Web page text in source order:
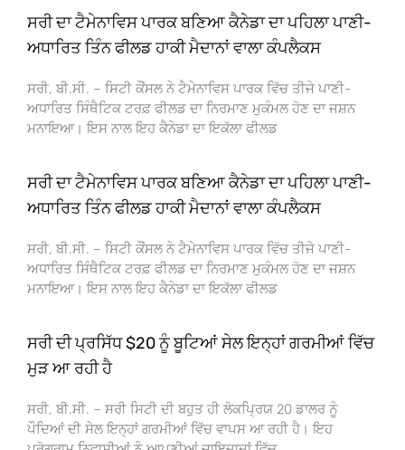
ਸਰੀ ਦਾ ਟੈਮੇਨਾਵਿਸ ਪਾਰਕ ਬਣਿਆ ਕੈਨੇਡਾ ਦਾ ਪਹਿਲਾ ਪਾਣੀ-
ਅਧਾਰਿਤ ਤਿੰਨ ਫੀਲਡ ਹਾਕੀ ਮੈਦਾਨਾਂ ਵਾਲਾ ਕੰਪਲੈਕਸ
ਸਰੀ, ਬੀ.ਸੀ. – ਸਿਟੀ ਕੌਂਸਲ ਨੇ ਟੈਮੇਨਾਵਿਸ ਪਾਰਕ ਵਿੱਚ ਤੀਜੇ ਪਾਣੀ-
ਅਧਾਰਿਤ ਸਿੰਥੈਟਿਕ ਟਰਫ਼ ਫੀਲਡ ਦਾ ਨਿਰਮਾਣ ਮੁਕੰਮਲ ਹੋਣ ਦਾ ਜਸ਼ਨ
ਮਨਾਇਆ। ਇਸ ਨਾਲ ਇਹ ਕੈਨੇਡਾ ਦਾ ਇਕੱਲਾ ਫੀਲਡ
ਸਰੀ ਦਾ ਟੈਮੇਨਾਵਿਸ ਪਾਰਕ ਬਣਿਆ ਕੈਨੇਡਾ ਦਾ ਪਹਿਲਾ ਪਾਣੀ-
ਅਧਾਰਿਤ ਤਿੰਨ ਫੀਲਡ ਹਾਕੀ ਮੈਦਾਨਾਂ ਵਾਲਾ ਕੰਪਲੈਕਸ
ਸਰੀ, ਬੀ.ਸੀ. – ਸਿਟੀ ਕੌਂਸਲ ਨੇ ਟੈਮੇਨਾਵਿਸ ਪਾਰਕ ਵਿੱਚ ਤੀਜੇ ਪਾਣੀ-
ਅਧਾਰਿਤ ਸਿੰਥੈਟਿਕ ਟਰਫ਼ ਫੀਲਡ ਦਾ ਨਿਰਮਾਣ ਮੁਕੰਮਲ ਹੋਣ ਦਾ ਜਸ਼ਨ
ਮਨਾਇਆ। ਇਸ ਨਾਲ ਇਹ ਕੈਨੇਡਾ ਦਾ ਇਕੱਲਾ ਫੀਲਡ
ਸਰੀ ਦੀ ਪ੍ਰਸਿੱਧ $20 ਨੂੰ ਬੂਟਿਆਂ ਸੇਲ ਇਨ੍ਹਾਂ ਗਰਮੀਆਂ ਵਿੱਚ
ਮੁੜ ਆ ਰਹੀ ਹੈ
ਸਰੀ, ਬੀ.ਸੀ. – ਸਰੀ ਸਿਟੀ ਦੀ ਬਹੁਤ ਹੀ ਲੋਕਪ੍ਰਿਯ 20 ਡਾਲਰ ਨੂੰ
ਪੌਦਿਆਂ ਦੀ ਸੇਲ ਇਨ੍ਹਾਂ ਗਰਮੀਆਂ ਵਿੱਚ ਵਾਪਸ ਆ ਰਹੀ ਹੈ। ਇਹ